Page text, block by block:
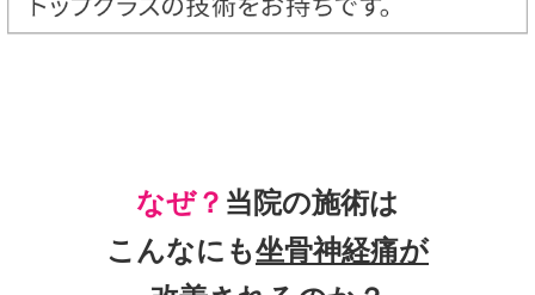
なぜ？ 当院の施術は
こんなにも坐骨神経痛が